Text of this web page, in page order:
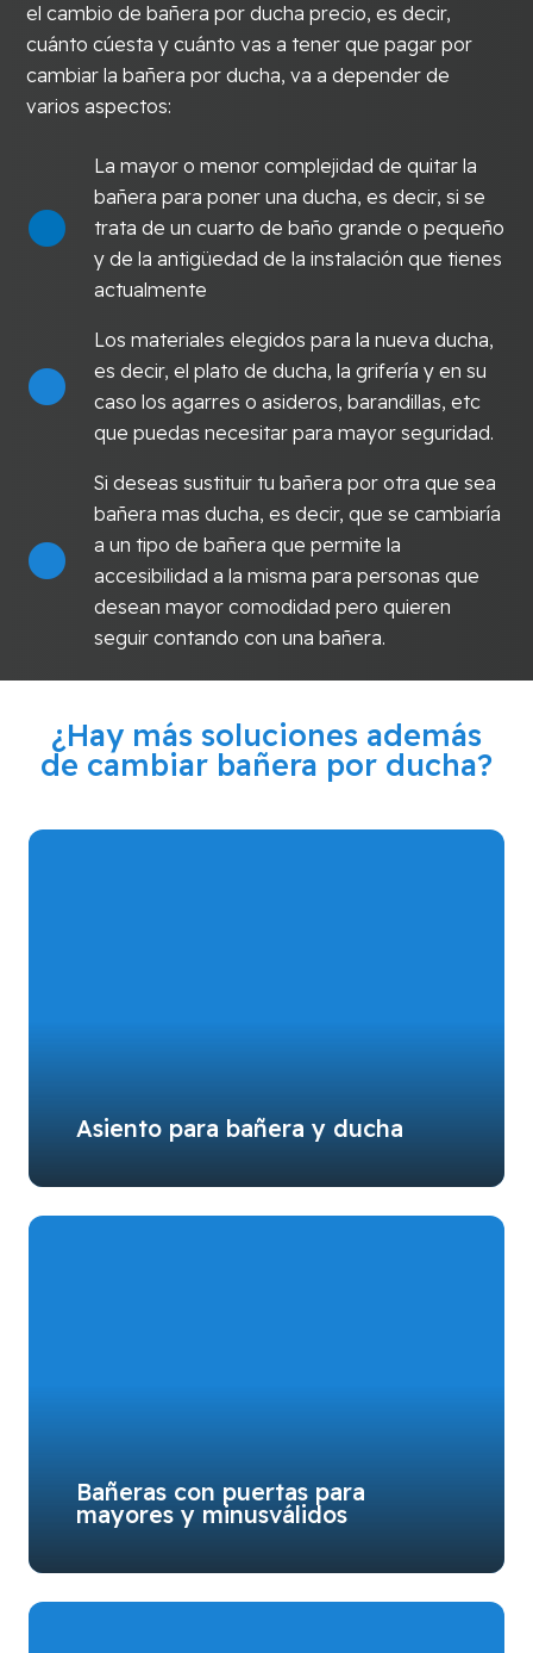
el cambio de bañera por ducha precio, es decir,
cuánto cúesta y cuánto vas a tener que pagar por
cambiar la bañera por ducha, va a depender de
varios aspectos:
La mayor o menor complejidad de quitar la
bañera para poner una ducha, es decir, si se
trata de un cuarto de baño grande o pequeño
y de la antigüedad de la instalación que tienes
actualmente
Los materiales elegidos para la nueva ducha,
es decir, el plato de ducha, la grifería y en su
caso los agarres o asideros, barandillas, etc
que puedas necesitar para mayor seguridad.
Si deseas sustituir tu bañera por otra que sea
bañera mas ducha, es decir, que se cambiaría
a un tipo de bañera que permite la
accesibilidad a la misma para personas que
desean mayor comodidad pero quieren
seguir contando con una bañera.
¿Hay más soluciones además
de cambiar bañera por ducha?
Asiento para bañera y ducha
Bañeras con puertas para
mayores y minusválidos